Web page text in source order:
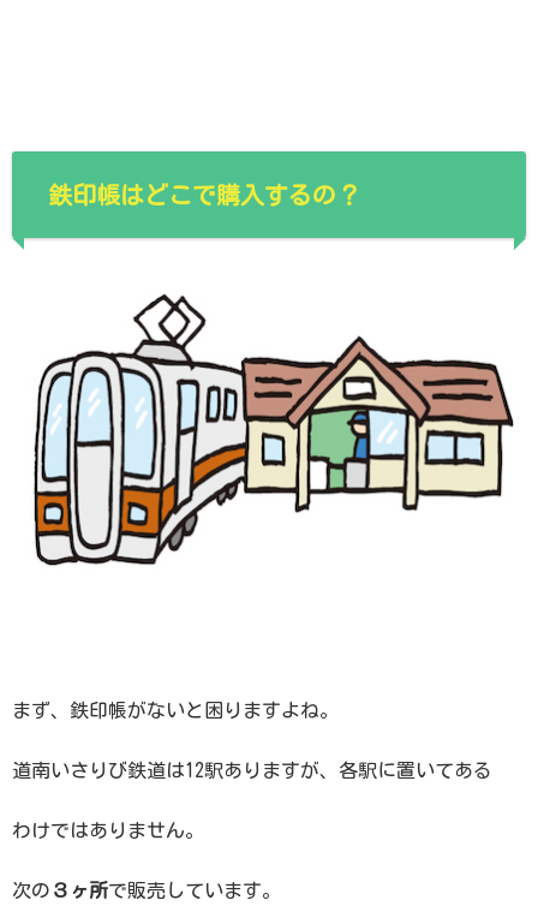
鉄印帳はどこで購入するの？
まず、鉄印帳がないと困りますよね。
道南いさりび鉄道は12駅ありますが、各駅に置いてある
わけではありません。
次の ３ヶ所で販売しています。